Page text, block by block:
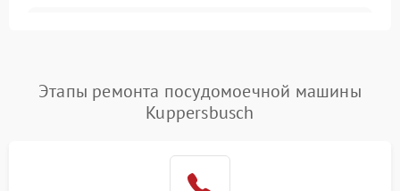
Проблемы с набором
воды
1800 ₽ Подробнее →
1700 ₽
Этапы ремонта посудомоечной машины
Kuppersbusch